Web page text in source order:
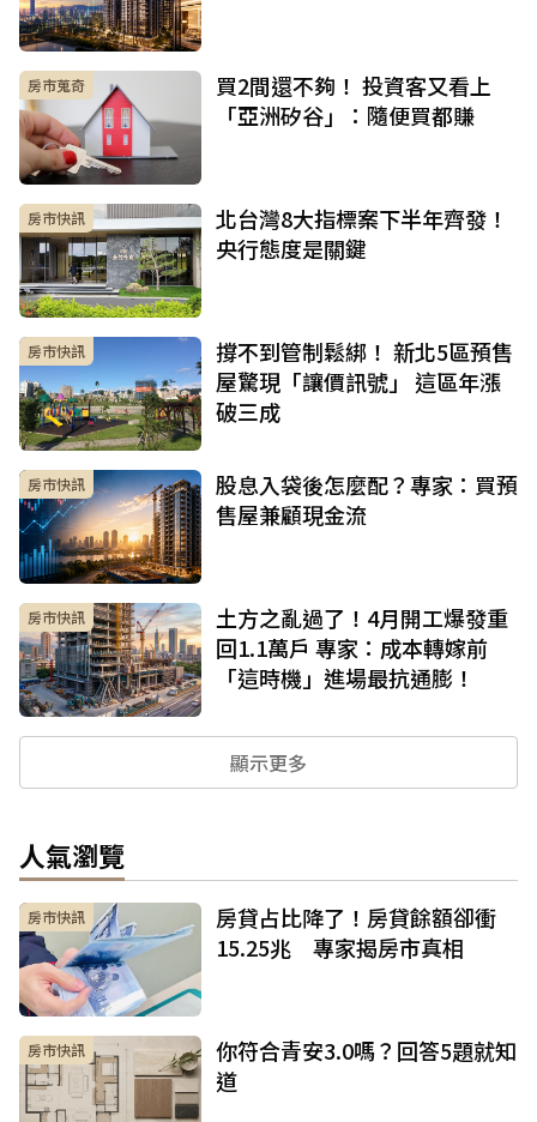
房市蒐奇
買2間還不夠！ 投資客又看上
「亞洲矽谷」：隨便買都賺
房市快訊
北台灣8大指標案下半年齊發！
央行態度是關鍵
房市快訊
撐不到管制鬆綁！ 新北5區預售
屋驚現「讓價訊號」 這區年漲
破三成
房市快訊
股息入袋後怎麼配？專家：買預
售屋兼顧現金流
房市快訊
土方之亂過了！4月開工爆發重
回1.1萬戶 專家：成本轉嫁前
「這時機」進場最抗通膨！
顯示更多
人氣瀏覽
房市快訊
房貸占比降了！房貸餘額卻衝
15.25兆 專家揭房市真相
房市快訊
你符合青安3.0嗎？回答5題就知
道